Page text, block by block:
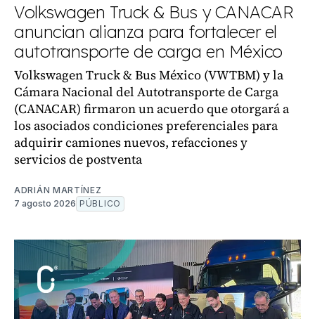
Volkswagen Truck & Bus y CANACAR
anuncian alianza para fortalecer el
autotransporte de carga en México
Volkswagen Truck & Bus México (VWTBM) y la
Cámara Nacional del Autotransporte de Carga
(CANACAR) firmaron un acuerdo que otorgará a
los asociados condiciones preferenciales para
adquirir camiones nuevos, refacciones y
servicios de postventa
ADRIÁN MARTÍNEZ
7 agosto 2026 PÚBLICO